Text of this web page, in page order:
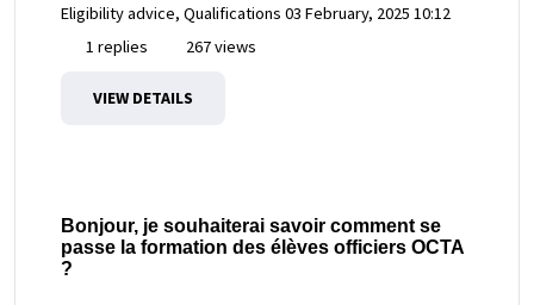
Eligibility advice, Qualifications 03 February, 2025 10:12
1 replies
267 views
VIEW DETAILS
Bonjour, je souhaiterai savoir comment se
passe la formation des élèves officiers OCTA
?